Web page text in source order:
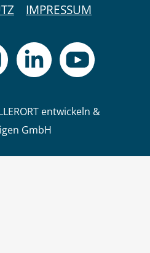
IMPRESSUM
entwickeln &
GmbH